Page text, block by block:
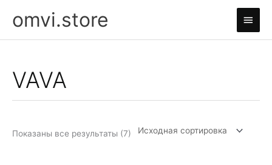
omvi.store
VAVA
Показаны все результаты (7)